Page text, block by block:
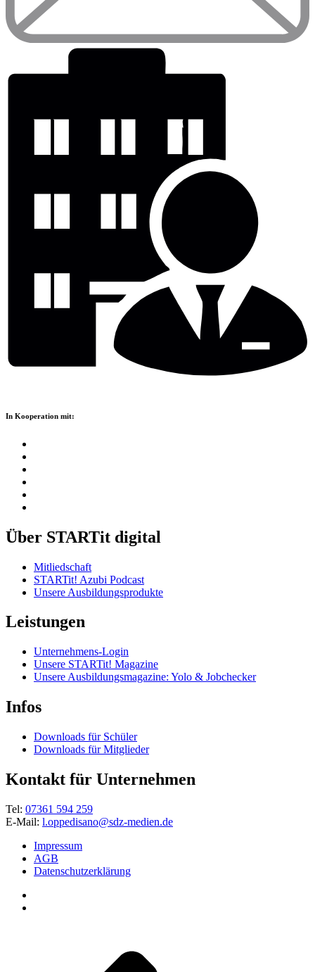
In Kooperation mit:
Über STARTit digital
Mitliedschaft
STARTit! Azubi Podcast
Unsere Ausbildungsprodukte
Leistungen
Unternehmens-Login
Unsere STARTit! Magazine
Unsere Ausbildungsmagazine: Yolo & Jobchecker
Infos
Downloads für Schüler
Downloads für Mitglieder
Kontakt für Unternehmen
Tel: 07361 594 259
E-Mail: l.oppedisano@sdz-medien.de
Impressum
AGB
Datenschutzerklärung